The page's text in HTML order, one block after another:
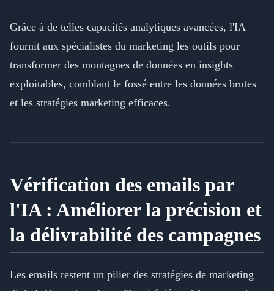
Grâce à de telles capacités analytiques avancées, l'IA
fournit aux spécialistes du marketing les outils pour
transformer des montagnes de données en insights
exploitables, comblant le fossé entre les données brutes
et les stratégies marketing efficaces.
Vérification des emails par
l'IA : Améliorer la précision et
la délivrabilité des campagnes
Les emails restent un pilier des stratégies de marketing